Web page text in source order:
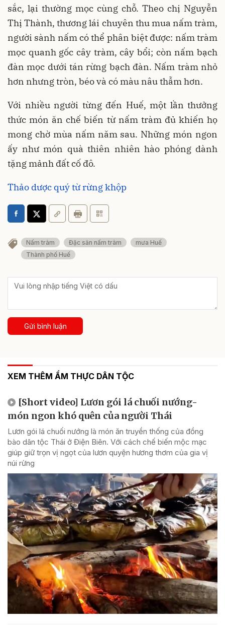
sắc, lại thường mọc cùng chỗ. Theo chị Nguyễn
Thị Thành, thương lái chuyên thu mua nấm tràm,
người sành nấm có thể phân biệt được: nấm tràm
mọc quanh gốc cây tràm, cây bổi; còn nấm bạch
đàn mọc dưới tán rừng bạch đàn. Nấm tràm nhỏ
hơn nhưng tròn, béo và có màu nâu thẫm hơn.
Với nhiều người từng đến Huế, một lần thưởng
thức món ăn chế biến từ nấm tràm đủ khiến họ
mong chờ mùa nấm năm sau. Những món ngon
ấy như món quà thiên nhiên hào phóng dành
tặng mảnh đất cố đô.
Thảo dược quý từ rừng khộp
Nấm tràm Đặc sản nấm tràm
mưa Huế
Thành phố Huế
Gửi bình luận
XEM THÊM ẨM THỰC DÂN TỘC
[Short video] Lươn gói lá chuối nướng-
món ngon khó quên của người Thái
Lươn gói lá chuối nướng là món ăn truyền thống của đồng
bào dân tộc Thái ở Điện Biên. Với cách chế biến mộc mạc
giúp giữ trọn vị ngọt của lươn quyện hương thơm của gia vị
núi rừng